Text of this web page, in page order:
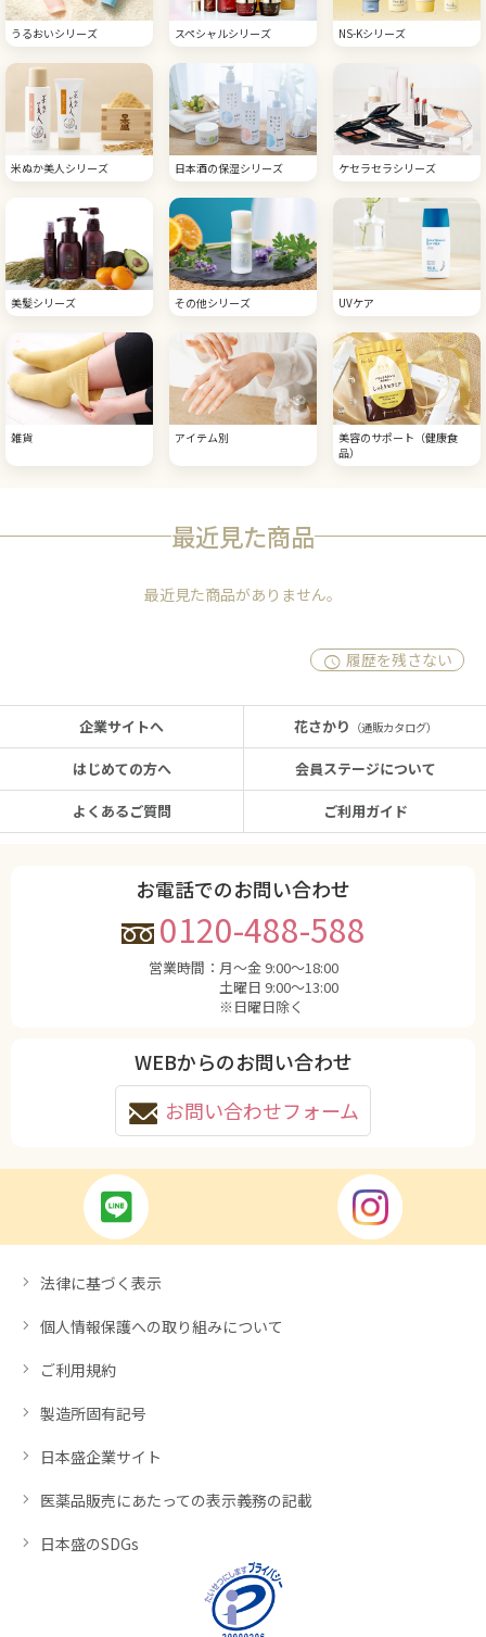
うるおいシリーズ スペシャルシリーズ NS-Kシリーズ
米ぬか美人シリーズ 日本酒の保湿シリーズ ケセラセラシリーズ
美髪シリーズ その他シリーズ UVケア
雑貨 アイテム別
美容のサポート（健康食
品）
最近見た商品
最近見た商品がありません。
履歴を残さない
企業サイトへ
はじめての方へ
よくあるご質問
花さかり （通販カタログ）
会員ステージについて
ご利用ガイド
お電話でのお問い合わせ
0120-488-588
営業時間： 月〜金 9:00〜18:00
土曜日 9:00〜13:00
※日曜日除く
WEBからのお問い合わせ
お問い合わせフォーム
法律に基づく表示
個人情報保護への取り組みについて
ご利用規約
製造所固有記号
日本盛企業サイト
医薬品販売にあたっての表示義務の記載
日本盛のSDGs